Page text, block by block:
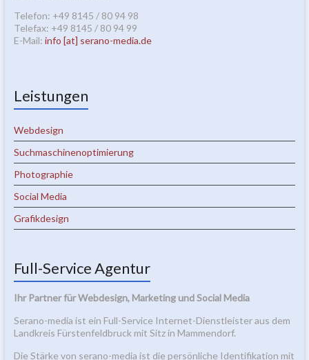
Telefon: +49 8145 / 80 94 98
Telefax: +49 8145 / 80 94 99
E-Mail: info [at] serano-media.de
Leistungen
Webdesign
Suchmaschinenoptimierung
Photographie
Social Media
Grafikdesign
Full-Service Agentur
Ihr Partner für Webdesign, Marketing und Social Media
Serano-media ist ein Full-Service Internet-Dienstleister aus dem
Landkreis Fürstenfeldbruck mit Sitz in Mammendorf.
Die Stärke von serano-media ist die persönliche Identifikation mit